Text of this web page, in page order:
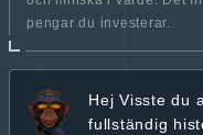
pengar du investerar.
Hej Visste du
fullständig